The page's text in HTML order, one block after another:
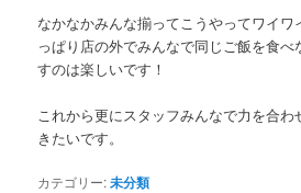
なかなかみんな揃ってこうやってワイ
っぱり店の外でみんなで同じご飯を食
すのは楽しいです！
これから更にスタッフみんなで力を合
きたいです。
カテゴリー:未分類